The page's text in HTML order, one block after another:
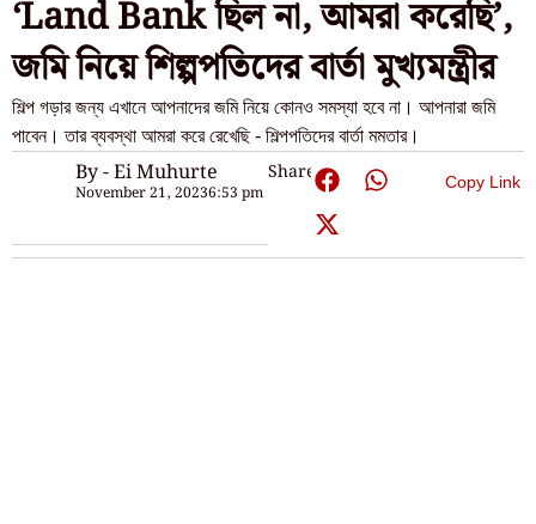
‘Land Bank ছিল না, আমরা করেছি’,
জমি নিয়ে শিল্পপতিদের বার্তা মুখ্যমন্ত্রীর
শিল্প গড়ার জন্য এখানে আপনাদের জমি নিয়ে কোনও সমস্যা হবে না। আপনারা জমি
পাবেন। তার ব্যবস্থা আমরা করে রেখেছি - শিল্পপতিদের বার্তা মমতার।
By - Ei Muhurte
November 21, 20236:53 pm
Share: Copy Link